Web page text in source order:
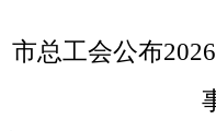
市总工会公布